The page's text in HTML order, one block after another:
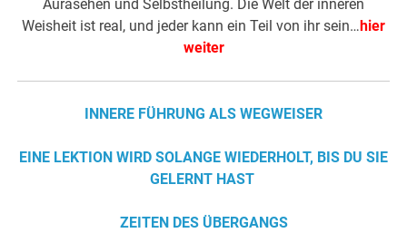
Aurasehen und Selbstheilung. Die Welt der inneren
Weisheit ist real, und jeder kann ein Teil von ihr sein… hier
weiter
INNERE FÜHRUNG ALS WEGWEISER
EINE LEKTION WIRD SOLANGE WIEDERHOLT, BIS DU SIE
GELERNT HAST
ZEITEN DES ÜBERGANGS